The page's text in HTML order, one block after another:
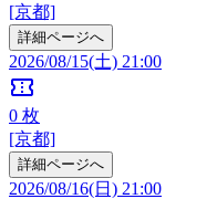
[京都]
詳細ページへ
2026/08/15(土) 21:00
confirmation_number
0 枚
[京都]
詳細ページへ
2026/08/16(日) 21:00